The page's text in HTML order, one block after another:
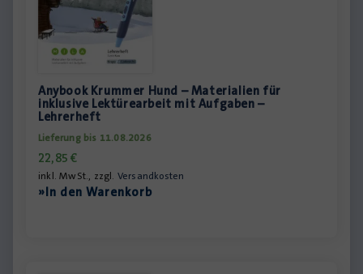
Anybook Krummer Hund – Materialien für
inklusive Lektürearbeit mit Aufgaben –
Lehrerheft
Lieferung bis 11.08.2026
22,85€
inkl. MwSt., zzgl. Versandkosten
»In den Warenkorb